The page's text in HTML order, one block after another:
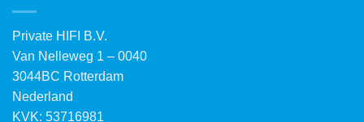
Private HIFI B.V.
Van Nelleweg 1 – 0040
3044BC Rotterdam
Nederland
KVK: 53716981